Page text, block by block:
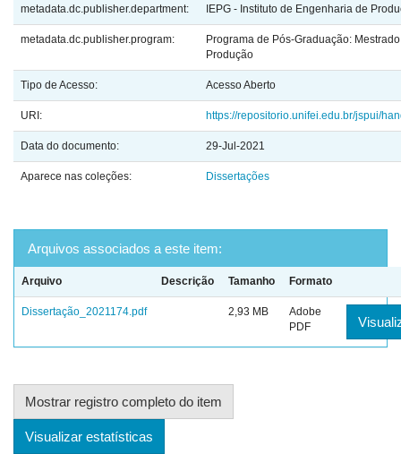
metadata.dc.publisher.department: IEPG - Instituto de Engenharia de
metadata.dc.publisher.program:
Programa de Pós-Graduação:
Produção
Tipo de Acesso: Acesso Aberto
URI: https://repositorio.unifei.edu.br/jspui/
Data do documento: 29-Jul-2021
Aparece nas coleções: Dissertações
Arquivos associados a este item:
Arquivo Descrição Tamanho Formato
Dissertação_2021174.pdf 2,93 MB
Adobe
PDF
Mostrar registro completo do item
Visualizar estatísticas